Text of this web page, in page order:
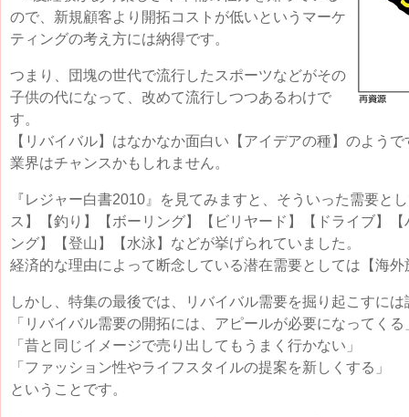
ので、新規顧客より開拓コストが低いというマーケ
ティングの考え方には納得です。
つまり、団塊の世代で流行したスポーツなどがその
子供の代になって、改めて流行しつつあるわけで
す。
【リバイバル】はなかなか面白い【アイデアの種】のよう
業界はチャンスかもしれません。
『レジャー白書2010』を見てみますと、そういった需要と
ス】【釣り】【ボーリング】【ビリヤード】【ドライブ】
ング】【登山】【水泳】などが挙げられていました。
経済的な理由によって断念している潜在需要としては【海
しかし、特集の最後では、リバイバル需要を掘り起こすに
「リバイバル需要の開拓には、アピールが必要になってくる
「昔と同じイメージで売り出してもうまく行かない」
「ファッション性やライフスタイルの提案を新しくする」
ということです。